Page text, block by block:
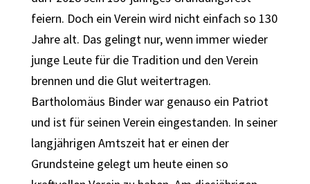
feiern. Doch ein Verein wird nicht einfach so 130
Jahre alt. Das gelingt nur, wenn immer wieder
junge Leute für die Tradition und den Verein
brennen und die Glut weitertragen.
Bartholomäus Binder war genauso ein Patriot
und ist für seinen Verein eingestanden. In seiner
langjährigen Amtszeit hat er einen der
Grundsteine gelegt um heute einen so